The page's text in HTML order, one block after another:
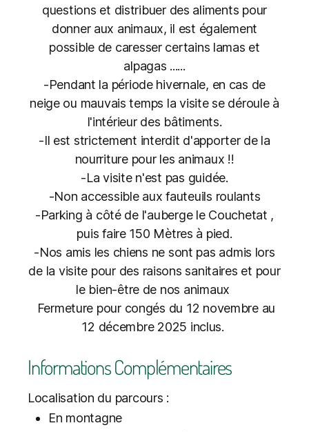
questions et distribuer des aliments pour
donner aux animaux, il est également
possible de caresser certains lamas et
alpagas ......
-Pendant la période hivernale, en cas de
neige ou mauvais temps la visite se déroule à
l'intérieur des bâtiments.
-Il est strictement interdit d'apporter de la
nourriture pour les animaux !!
-La visite n'est pas guidée.
-Non accessible aux fauteuils roulants
-Parking à côté de l'auberge le Couchetat ,
puis faire 150 Mètres à pied.
-Nos amis les chiens ne sont pas admis lors
de la visite pour des raisons sanitaires et pour
le bien-être de nos animaux
Fermeture pour congés du 12 novembre au
12 décembre 2025 inclus.
Informations Complémentaires
Localisation du parcours :
En montagne